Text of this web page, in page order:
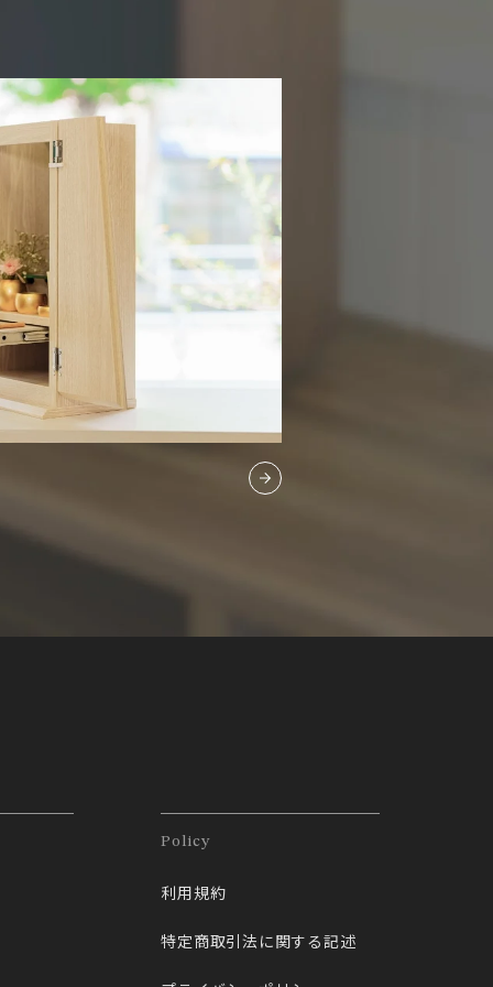
Policy
利用規約
特定商取引法に関する記述